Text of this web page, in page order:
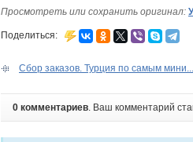
Просмотреть или сохранить оригинал:
Поделиться:
Сбор заказов. Турция по самым мини...
0 комментариев. Ваш комментарий